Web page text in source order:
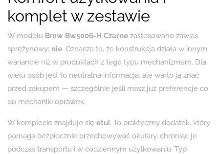
komplet w zestawie
W modelu Bmw Bw5006-H Czarne zastosowano zawias
sprężynowy: nie. Oznacza to, że konstrukcja działa w innym
wariancie niż w produktach z tego typu mechanizmem. Dla
wielu osób jest to neutralna informacja, ale warto ją znać
przed zakupem — szczególnie jeśli masz już preferencje co
do mechaniki oprawek.
W komplecie znajduje się etui. To praktyczny dodatek, który
pomaga bezpiecznie przechowywać okulary, chroniąc je
podczas transportu i w codziennym użytkowaniu. Typ